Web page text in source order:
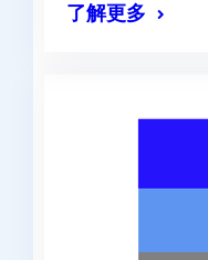
了解更多